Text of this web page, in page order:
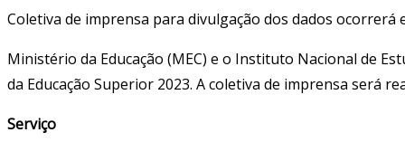
post:
Coletiva de imprensa para divulgação dos dados ocorrerá
Ministério da Educação (MEC) e o Instituto Nacional de
da Educação Superior 2023. A coletiva de imprensa será
Serviço